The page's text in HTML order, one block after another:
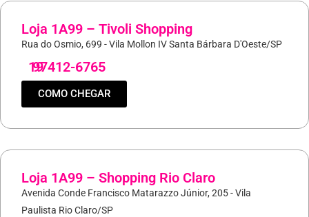
Loja 1A99 – Tivoli Shopping
Rua do Osmio, 699 - Vila Mollon IV Santa Bárbara D'Oeste/SP
19
97412-6765
COMO CHEGAR
Loja 1A99 – Shopping Rio Claro
Avenida Conde Francisco Matarazzo Júnior, 205 - Vila
Paulista Rio Claro/SP